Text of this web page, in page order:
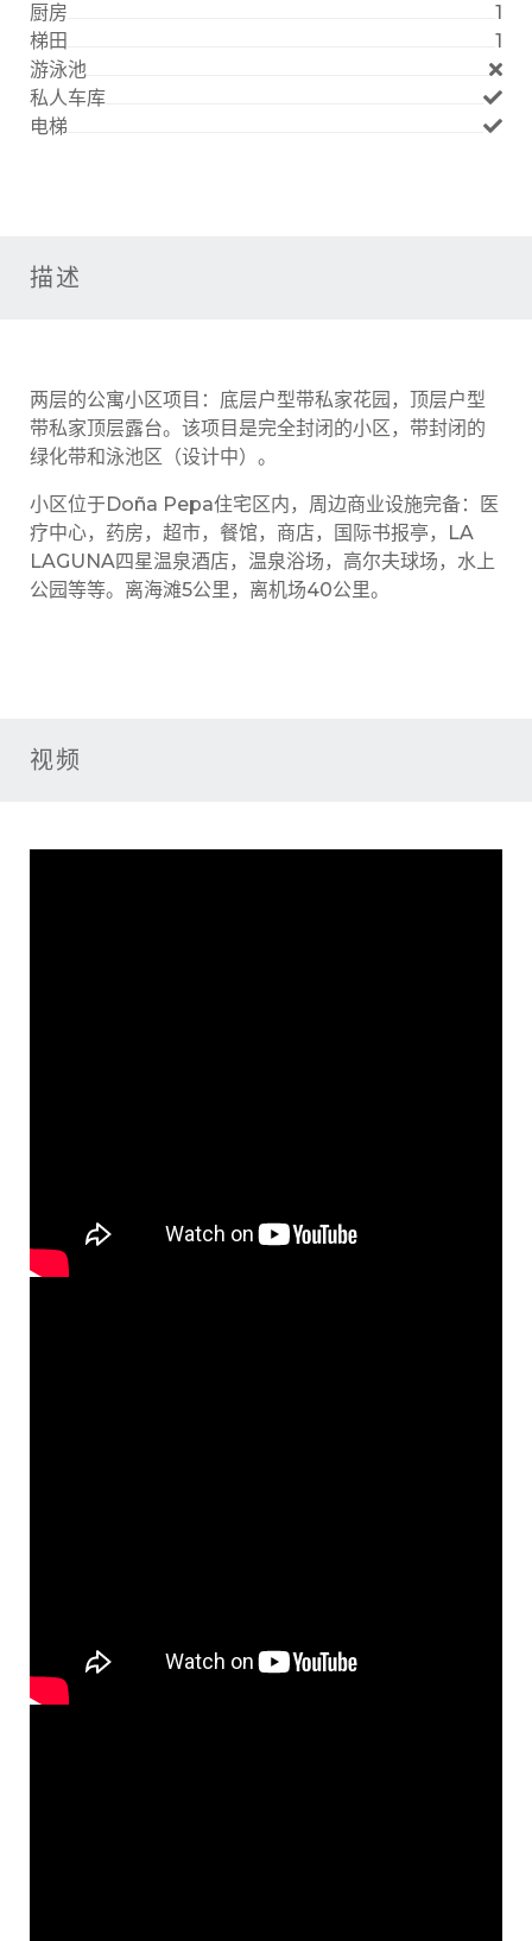
厨房
1
梯田
1
游泳池
私人车库
电梯
描述
两层的公寓小区项目：底层户型带私家花园，顶层户型
带私家顶层露台。该项目是完全封闭的小区，带封闭的
绿化带和泳池区（设计中）。
小区位于Doña Pepa住宅区内，周边商业设施完备：医
疗中心，药房，超市，餐馆，商店，国际书报亭，LA
LAGUNA四星温泉酒店，温泉浴场，高尔夫球场，水上
公园等等。离海滩5公里，离机场40公里。
视频